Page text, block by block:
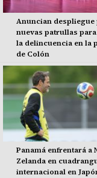
Anuncian
nuevas patrullas
la delincuencia en la
de Colón
Panamá enfrentará a
Zelanda en
internacional en